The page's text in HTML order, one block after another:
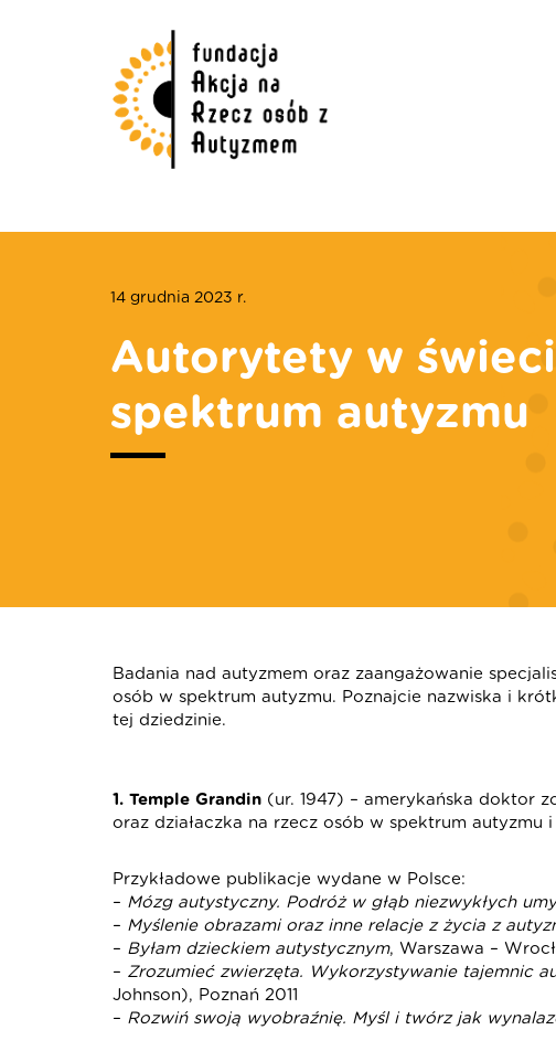
14 grudnia 2023 r.
Autorytety w
spektrum autyzmu
Badania nad autyzmem oraz zaangażowanie
osób w spektrum autyzmu. Poznajcie nazwiska i
tej dziedzinie.
1. Temple Grandin (ur. 1947) – amerykańska doktor
oraz działaczka na rzecz osób w spektrum
Przykładowe publikacje wydane w Polsce:
– Mózg autystyczny. Podróż w głąb niezwykłych
– Myślenie obrazami oraz inne relacje z życia z
– Byłam dzieckiem autystycznym, Warszawa –
– Zrozumieć zwierzęta. Wykorzystywanie tajemnic
Johnson), Poznań 2011
– Rozwiń swoją wyobraźnię. Myśl i twórz jak